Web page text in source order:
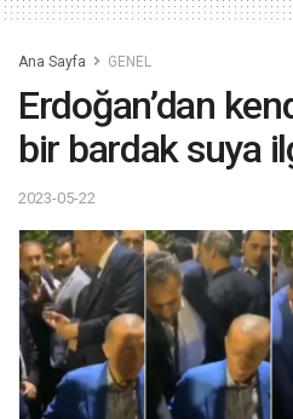
Ana Sayfa GENEL
Erdoğan’dan
bir bardak suya
2023-05-22